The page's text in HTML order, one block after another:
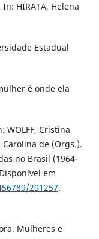
HIRATA, Helena
Estadual
é onde ela
WOLFF, Cristina
Carolina de (Orgs.).
no Brasil (1964-
em
201257.
Mulheres e